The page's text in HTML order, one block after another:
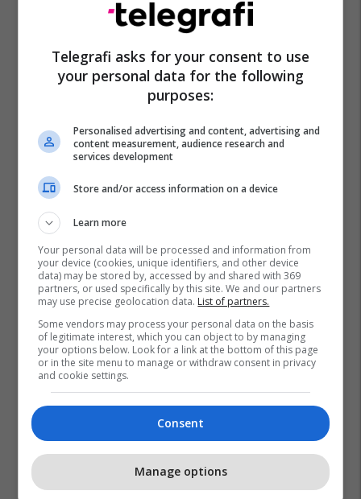
Big Brother Vip Albania
Telegrafi asks for your consent to use
your personal data for the following
purposes:
Personalised advertising and content, advertising and
content measurement, audience research and
services development
Store and/or access information on a device
Learn more
Your personal data will be processed and information from
your device (cookies, unique identifiers, and other device
data) may be stored by, accessed by and shared with 369
partners, or used specifically by this site. We and our partners
may use precise geolocation data. List of partners.
Some vendors may process your personal data on the basis
of legitimate interest, which you can object to by managing
your options below. Look for a link at the bottom of this page
or in the site menu to manage or withdraw consent in privacy
and cookie settings.
Consent
Manage options